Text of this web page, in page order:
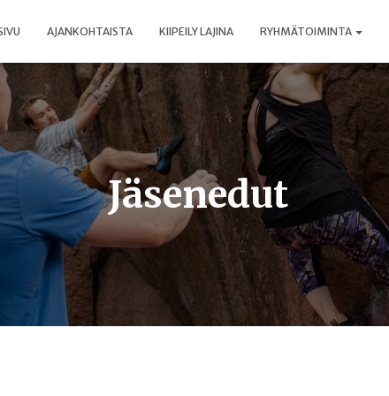
AJANKOHTAISTA KIIPEILY LAJINA RYHMÄTOIMINTA
Jäsenedut